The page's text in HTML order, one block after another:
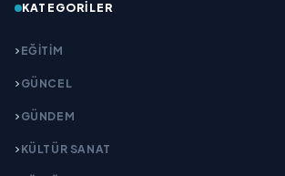
KATEGORILER
EĞITIM
GÜNCEL
GÜNDEM
KÜLTÜR SANAT